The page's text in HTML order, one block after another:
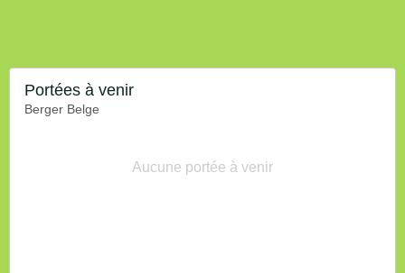
Portées à venir
Berger Belge
Aucune portée à venir